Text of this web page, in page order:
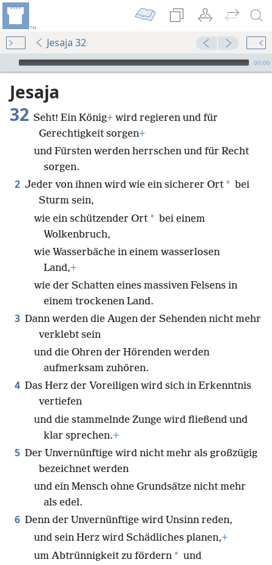
Jesaja 32
Audio Player
00:00
Jesaja
32 Seht! Ein König+ wird regieren und für
Gerechtigkeit sorgen+
und Fürsten werden herrschen und für Recht
sorgen.
2 Jeder von ihnen wird wie ein sicherer Ort * bei
Sturm sein,
wie ein schützender Ort * bei einem
Wolkenbruch,
wie Wasserbäche in einem wasserlosen
Land,+
wie der Schatten eines massiven Felsens in
einem trockenen Land.
3 Dann werden die Augen der Sehenden nicht mehr
verklebt sein
und die Ohren der Hörenden werden
aufmerksam zuhören.
4 Das Herz der Voreiligen wird sich in Erkenntnis
vertiefen
und die stammelnde Zunge wird fließend und
klar sprechen.+
5 Der Unvernünftige wird nicht mehr als großzügig
bezeichnet werden
und ein Mensch ohne Grundsätze nicht mehr
als edel.
6 Denn der Unvernünftige wird Unsinn reden,
und sein Herz wird Schädliches planen,+
um Abtrünnigkeit zu fördern * und